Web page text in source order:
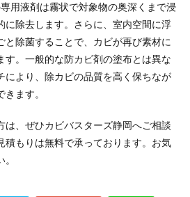
用液剤は霧状で対象物の奥深くまで浸
に除去します。さらに、室内空間に浮
と除菌することで、カビが再び素材に
す。一般的な防カビ剤の塗布とは異な
により、除カビの品質を高く保ちなが
ます。
は、ぜひカビバスターズ静岡へご相談
積もりは無料で承っております。お気